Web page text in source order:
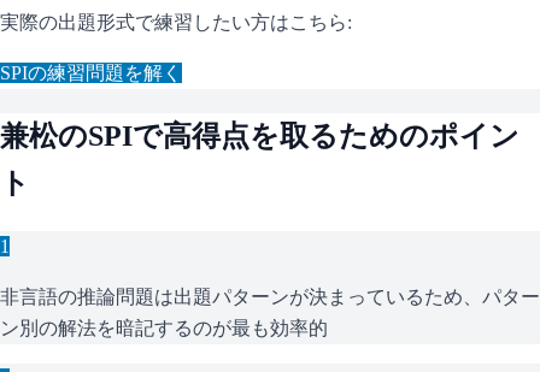
実際の出題形式で練習したい方はこちら:
SPIの練習問題を解く
兼松のSPIで高得点を取るためのポイン
ト
1
非言語の推論問題は出題パターンが決まっているため、パター
ン別の解法を暗記するのが最も効率的